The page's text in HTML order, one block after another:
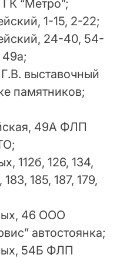
“Метро”;
1-15, 2-22;
24-40, 54-
49а;
выставочный
памятников;
49А ФЛП
112б, 126, 134,
183, 185, 187, 179,
46 ООО
автостоянка;
54Б ФЛП